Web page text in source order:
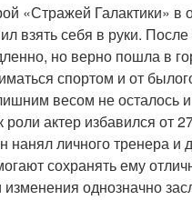
«Стражей Галактики» в
взять себя в руки. После
но верно пошла в
спортом и от
весом не осталось
роли актер избавился от
нанял личного тренера и
сохранять ему
изменения однозначно